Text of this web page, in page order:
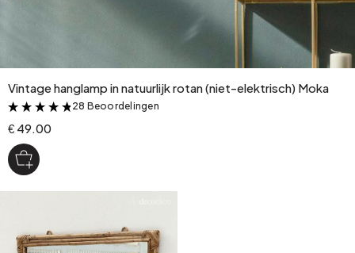
Vintage hanglamp in natuurlijk rotan (niet-elektrisch) Moka
&
28 Beoordelingen
€ 49.00